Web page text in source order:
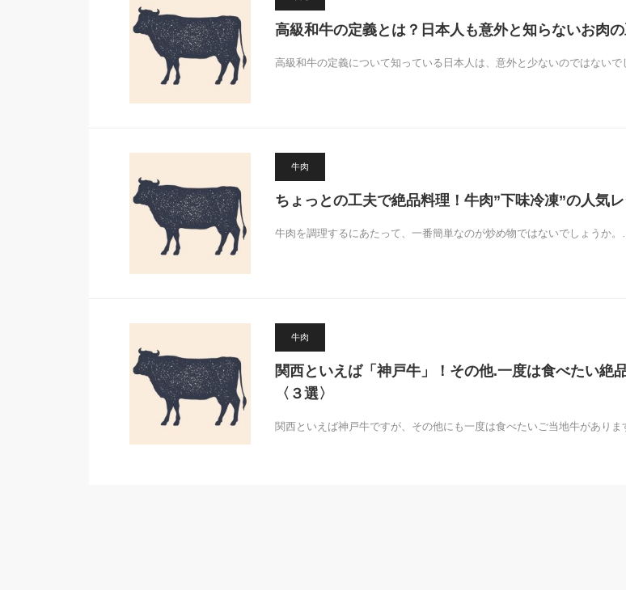
高級和牛の定義とは？日本人も意外と知らないお肉
高級和牛の定義について知っている日本人は、意外と少ないのではない
牛肉
ちょっとの工夫で絶品料理！牛肉”下味冷凍”の人気レ
牛肉を調理するにあたって、一番簡単なのが炒め物ではないでしょうか
牛肉
関西といえば「神戸牛」！その他.一度は食べたい絶
〈３選〉
関西といえば神戸牛ですが、その他にも一度は食べたいご当地牛があり